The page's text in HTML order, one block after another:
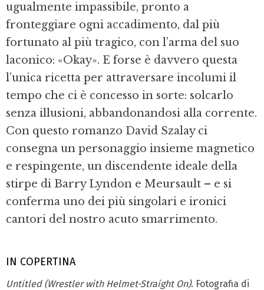
IN COPERTINA
Untitled (Wrestler with Helmet-Straight On). Fotografia di
ugualmente impassibile, pronto a
fronteggiare ogni accadimento, dal più
fortunato al più tragico, con l’arma del suo
laconico: «Okay». E forse è davvero questa
l’unica ricetta per attraversare incolumi il
tempo che ci è concesso in sorte: solcarlo
senza illusioni, abbandonandosi alla corrente.
Con questo romanzo David Szalay ci
consegna un personaggio insieme magnetico
e respingente, un discendente ideale della
stirpe di Barry Lyndon e Meursault – e si
conferma uno dei più singolari e ironici
cantori del nostro acuto smarrimento.